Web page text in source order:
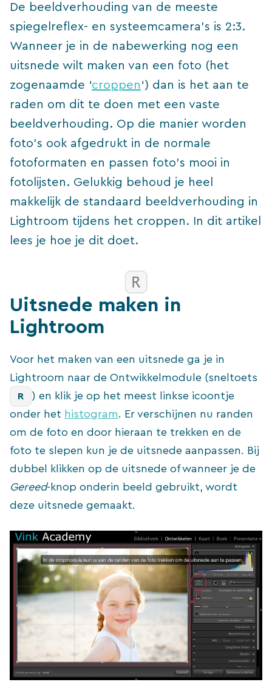
De beeldverhouding van de meeste
spiegelreflex- en systeemcamera’s is 2:3.
Wanneer je in de nabewerking nog een
uitsnede wilt maken van een foto (het
zogenaamde ‘croppen ‘) dan is het aan te
raden om dit te doen met een vaste
beeldverhouding. Op die manier worden
foto’s ook afgedrukt in de normale
fotoformaten en passen foto’s mooi in
fotolijsten. Gelukkig behoud je heel
makkelijk de standaard beeldverhouding in
Lightroom tijdens het croppen. In dit artikel
lees je hoe je dit doet.
Uitsnede maken in
Lightroom
Voor het maken van een uitsnede ga je in
Lightroom naar de Ontwikkelmodule (sneltoets
R
) en klik je op het meest linkse icoontje
onder het histogram. Er verschijnen nu randen
om de foto en door hieraan te trekken en de
foto te slepen kun je de uitsnede aanpassen. Bij
dubbel klikken op de uitsnede of wanneer je de
Gereed-knop onderin beeld gebruikt, wordt
deze uitsnede gemaakt.